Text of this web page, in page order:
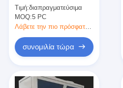
τρέχει χαμηλότερα
Τιμή:διαπραγματεύσιμα
MOQ:5 PC
Λάβετε την πιο πρόσφατη τιμή
συνομιλία τώρα